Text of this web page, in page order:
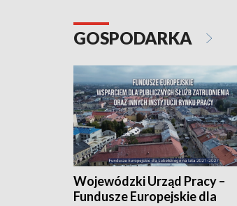
GOSPODARKA
Wojewódzki Urząd Pracy –
Fundusze Europejskie dla